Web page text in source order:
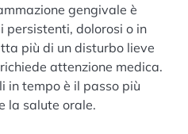
gengivale è
dolorosi o in
più di un disturbo lieve
attenzione medica.
in tempo è il passo più
la salute orale.